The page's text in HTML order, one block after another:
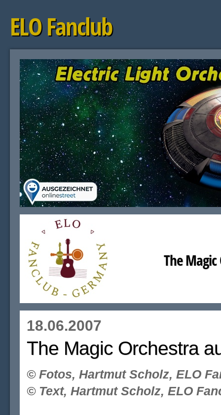
ELO Fanclub
The
18.06.2007
The Magic Orchestra
© Fotos, Hartmut Scholz, ELO
© Text, Hartmut Scholz, ELO